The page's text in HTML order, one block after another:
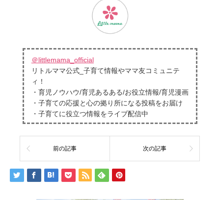
＠littlemama_official
リトルママ公式_子育て情報やママ友コミュニテ
ィ！
・育児ノウハウ/育児あるある/お役立情報/育児漫画
・子育ての応援と心の拠り所になる投稿をお届け
・子育てに役立つ情報をライブ配信中
前の記事 次の記事